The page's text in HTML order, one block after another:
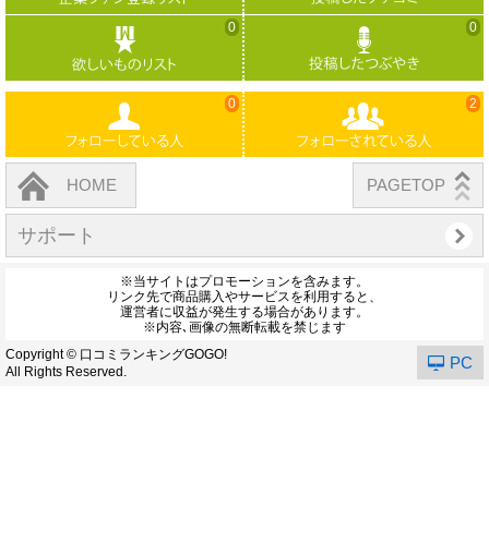
0 0
0 2
HOME PAGETOP
サポート
※当サイトはプロモーションを含みます。
リンク先で商品購入やサービスを利用すると、
運営者に収益が発生する場合があります。
※内容､画像の無断転載を禁じます
Copyright © 口コミランキングGOGO!
All Rights Reserved.
PC